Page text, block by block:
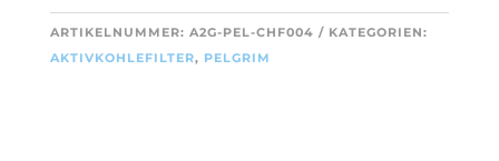
KF29
/
683805
T
E
ARTIKELNUMMER: A2G-PEL-CHF004
KATEGORIEN:
AKTIVKOHLEFILTER, PELGRIM